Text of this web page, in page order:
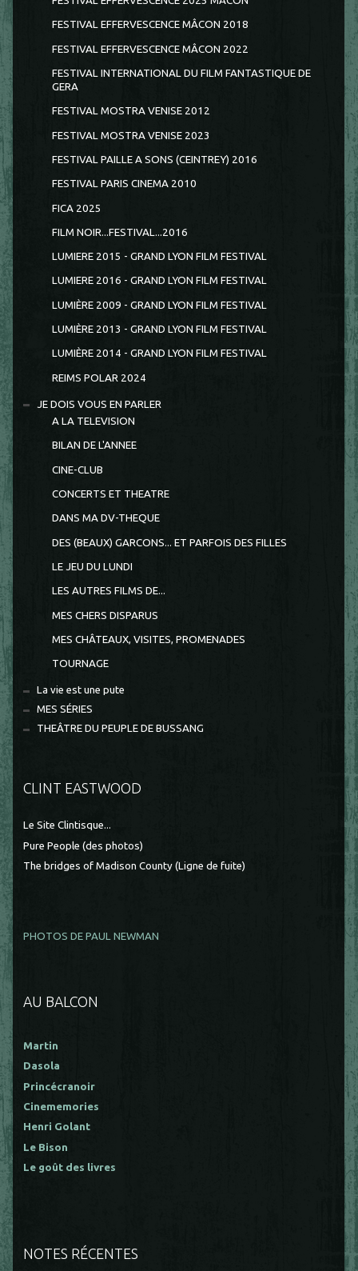
FESTIVAL EFFERVESCENCE MÂCON 2018
FESTIVAL EFFERVESCENCE MÂCON 2022
FESTIVAL INTERNATIONAL DU FILM FANTASTIQUE DE
GERA
FESTIVAL MOSTRA VENISE 2012
FESTIVAL MOSTRA VENISE 2023
FESTIVAL PAILLE A SONS (CEINTREY) 2016
FESTIVAL PARIS CINEMA 2010
FICA 2025
FILM NOIR...FESTIVAL...2016
LUMIERE 2015 - GRAND LYON FILM FESTIVAL
LUMIERE 2016 - GRAND LYON FILM FESTIVAL
LUMIÈRE 2009 - GRAND LYON FILM FESTIVAL
LUMIÈRE 2013 - GRAND LYON FILM FESTIVAL
LUMIÈRE 2014 - GRAND LYON FILM FESTIVAL
REIMS POLAR 2024
JE DOIS VOUS EN PARLER
A LA TELEVISION
BILAN DE L'ANNEE
CINE-CLUB
CONCERTS ET THEATRE
DANS MA DV-THEQUE
DES (BEAUX) GARCONS... ET PARFOIS DES FILLES
LE JEU DU LUNDI
LES AUTRES FILMS DE...
MES CHERS DISPARUS
MES CHÂTEAUX, VISITES, PROMENADES
TOURNAGE
La vie est une pute
MES SÉRIES
THEÂTRE DU PEUPLE DE BUSSANG
CLINT EASTWOOD
Le Site Clintisque...
Pure People (des photos)
The bridges of Madison County (Ligne de fuite)
PHOTOS DE PAUL NEWMAN
AU BALCON
Martin
Dasola
Princécranoir
Cinememories
Henri Golant
Le Bison
Le goût des livres
NOTES RÉCENTES